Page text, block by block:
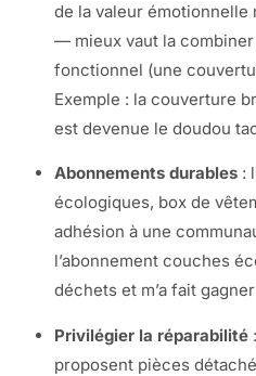
de la valeur émotionnelle
— mieux vaut la
fonctionnel (une
Exemple : la couverture
est devenue le doudou
Abonnements durables :
écologiques, box de
adhésion à une
l’abonnement couches
déchets et m’a fait
Privilégier la réparabilité
proposent pièces